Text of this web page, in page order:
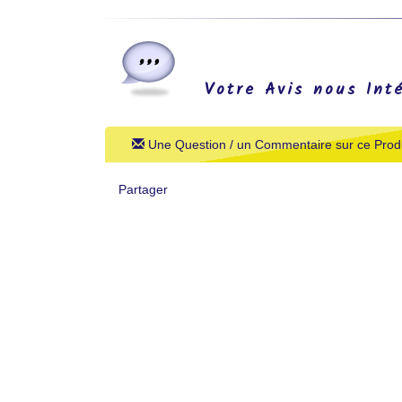
Votre Avis nous
Une Question / un Commentaire sur ce
Partager